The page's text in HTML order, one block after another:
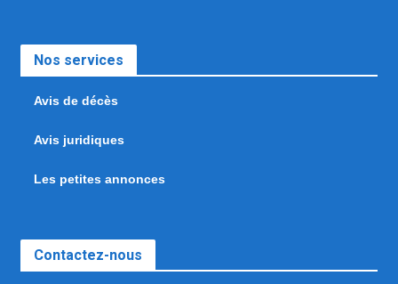
Nos services
Avis de décès
Avis juridiques
Les petites annonces
Contactez-nous